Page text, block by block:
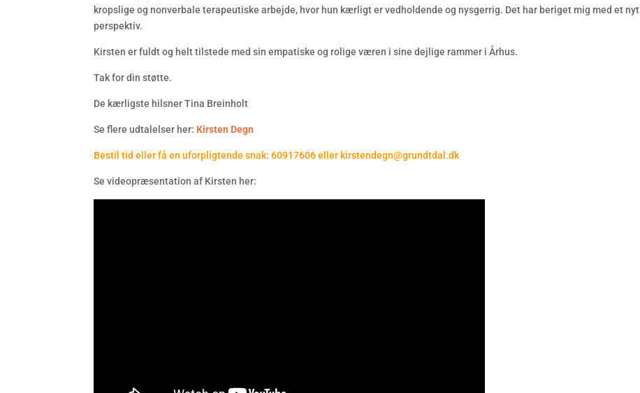
kropslige og nonverbale terapeutiske arbejde, hvor hun kærligt er vedholdende og nysgerrig. Det har beriget mig med et nyt
perspektiv.
Kirsten er fuldt og helt tilstede med sin empatiske og rolige væren i sine dejlige rammer i Århus.
Tak for din støtte.
De kærligste hilsner Tina Breinholt
Se flere udtalelser her: Kirsten Degn
Bestil tid eller få en uforpligtende snak:60917606 eller kirstendegn@grundtdal.dk
Se videopræsentation af Kirsten her: